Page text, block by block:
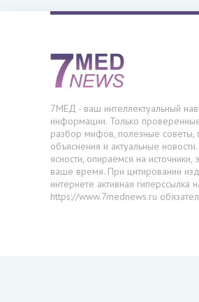
7МЕД - ваш интеллектуальный
информации. Только
разбор мифов, полезные советы,
объяснения и актуальные
ясности, опираемся на источники,
ваше время. При цитировании
интернете активная гиперссылка
https://www.7mednews.ru